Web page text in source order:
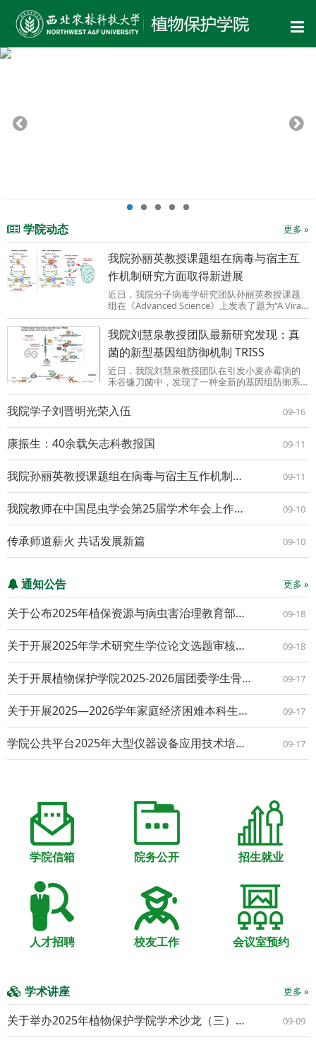
学院动态 更多 »
我院孙丽英教授课题组在病毒与宿主互
作机制研究方面取得新进展
近日，我院分子病毒学研究团队孙丽英教授课题
组在《Advanced Science》上发表了题为“A Viral
RNA Silencing Suppressor Modulates Reactive
Oxygen Species Levels ...
我院刘慧泉教授团队最新研究发现：真
菌的新型基因组防御机制 TRISS
近日，我院刘慧泉教授团队在引发小麦赤霉病的
禾谷镰刀菌中，发现了一种全新的基因组防御系
统：“串联重复诱导的有性沉默（TRISS）”，相关
研究成果在线发表在Science Advances上。我院
博士研究生侯孟德为该论文第一作者，刘慧泉教
授与王秦虎...
我院学子刘晋明光荣入伍 09-16
康振生：40余载矢志科教报国 09-11
我院孙丽英教授课题组在病毒与宿主互作机制研究方面取得新进展 09-11
我院教师在中国昆虫学会第25届学术年会上作大会特邀报告 09-10
传承师道薪火 共话发展新篇 09-10
通知公告 更多 »
关于公布2025年植保资源与病虫害治理教育部重点实验室开放基金项目立项评审结果的通知 09-18
关于开展2025年学术研究生学位论文选题审核及开题论证的通知 09-18
关于开展植物保护学院2025-2026届团委学生骨干及学生会（研究生会）骨干换届工作的通知 09-17
关于开展2025—2026学年家庭经济困难本科生认定工作的通知 09-17
学院公共平台2025年大型仪器设备应用技术培训（第8期） ——日立钨灯丝扫描电镜(S-3400N)原理与应用 09-17
学院信箱 院务公开 招生就业
人才招聘 校友工作 会议室预约
学术讲座 更多 »
关于举办2025年植物保护学院学术沙龙（三）的通知 09-09